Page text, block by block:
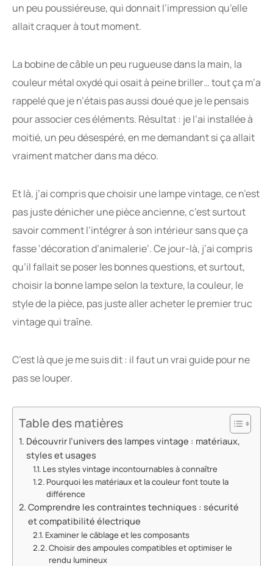
un peu poussiéreuse, qui donnait l’impression qu’elle
allait craquer à tout moment.
La bobine de câble un peu rugueuse dans la main, la
couleur métal oxydé qui osait à peine briller… tout ça m’a
rappelé que je n’étais pas aussi doué que je le pensais
pour associer ces éléments. Résultat : je l’ai installée à
moitié, un peu désespéré, en me demandant si ça allait
vraiment matcher dans ma déco.
Et là, j’ai compris que choisir une lampe vintage, ce n’est
pas juste dénicher une pièce ancienne, c’est surtout
savoir comment l’intégrer à son intérieur sans que ça
fasse ‘décoration d’animalerie’. Ce jour-là, j’ai compris
qu’il fallait se poser les bonnes questions, et surtout,
choisir la bonne lampe selon la texture, la couleur, le
style de la pièce, pas juste aller acheter le premier truc
vintage qui traîne.
C’est là que je me suis dit : il faut un vrai guide pour ne
pas se louper.
Table des matières
Découvrir l’univers des lampes vintage : matériaux,
styles et usages
Les styles vintage incontournables à connaître
Pourquoi les matériaux et la couleur font toute la
différence
Comprendre les contraintes techniques : sécurité
et compatibilité électrique
Examiner le câblage et les composants
Choisir des ampoules compatibles et optimiser le
rendu lumineux